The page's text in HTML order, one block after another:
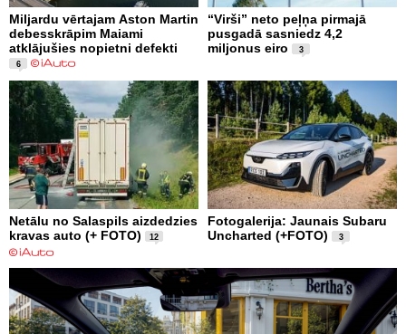
Miljardu vērtajam Aston Martin
debesskrāpim Maiami
atklājušies nopietni defekti
6
“Virši” neto peļņa pirmajā
pusgadā sasniedz 4,2
miljonus eiro
3
Netālu no Salaspils aizdedzies
kravas auto (+ FOTO)
12
Fotogalerija: Jaunais Subaru
Uncharted (+FOTO)
3